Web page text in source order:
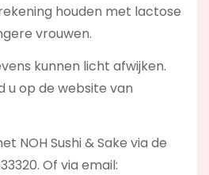
houden met lactose
vrouwen.
kunnen licht afwijken.
u op de website van
NOH Sushi & Sake via de
Of via email: